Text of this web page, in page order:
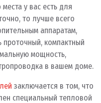
у вас есть для
то лучше всего
аппаратам,
проточный, компактный
мощность,
в вашем доме.
заключается в том, что
специальный тепловой